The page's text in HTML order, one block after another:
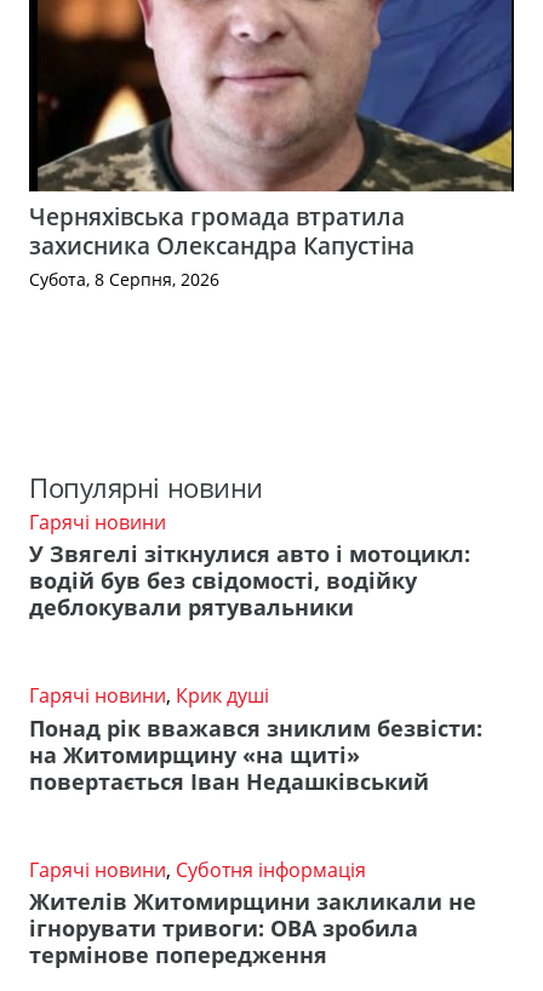
Черняхівська громада втратила
захисника Олександра Капустіна
Субота, 8 Серпня, 2026
Популярні новини
Гарячі новини
У Звягелі зіткнулися авто і мотоцикл:
водій був без свідомості, водійку
деблокували рятувальники
Гарячі новини, Крик душі
Понад рік вважався зниклим безвісти:
на Житомирщину «на щиті»
повертається Іван Недашківський
Гарячі новини, Суботня інформація
Жителів Житомирщини закликали не
ігнорувати тривоги: ОВА зробила
термінове попередження